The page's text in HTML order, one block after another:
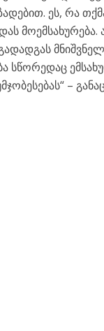
ეს, რა
მოემსახურება.
სწორედაც
–